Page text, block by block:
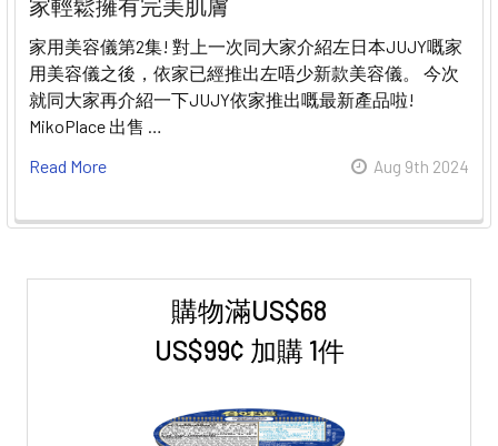
購物滿US$68
US$99¢ 加購 1件
家輕鬆擁有完美肌膚
家用美容儀第2集! 對上一次同大家介紹左日本JUJY嘅家
用美容儀之後，依家已經推出左唔少新款美容儀。 今次
就同大家再介紹一下JUJY依家推出嘅最新產品啦!
MikoPlace 出售 …
Read More
Aug 9th 2024